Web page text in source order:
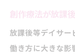
創作療法が放課
放課後等デイサー
働き方に大きな影